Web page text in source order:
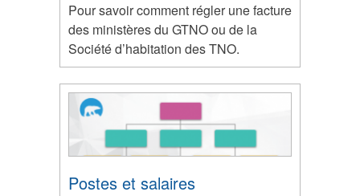
Pour savoir comment régler une facture
des ministères du GTNO ou de la
Société d’habitation des TNO.
Postes et salaires